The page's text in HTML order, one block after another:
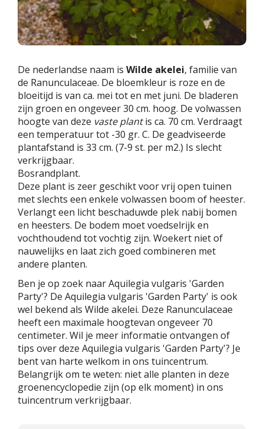
De nederlandse naam is Wilde akelei, familie van
de Ranunculaceae. De bloemkleur is roze en de
bloeitijd is van ca. mei tot en met juni. De bladeren
zijn groen en ongeveer 30 cm. hoog. De volwassen
hoogte van deze vaste plantis ca. 70 cm. Verdraagt
een temperatuur tot -30 gr. C. De geadviseerde
plantafstand is 33 cm. (7-9 st. per m2.) Is slecht
verkrijgbaar.
Bosrandplant.
Deze plant is zeer geschikt voor vrij open tuinen
met slechts een enkele volwassen boom of heester.
Verlangt een licht beschaduwde plek nabij bomen
en heesters. De bodem moet voedselrijk en
vochthoudend tot vochtig zijn. Woekert niet of
nauwelijks en laat zich goed combineren met
andere planten.
Ben je op zoek naar Aquilegia vulgaris 'Garden
Party'? De Aquilegia vulgaris 'Garden Party' is ook
wel bekend als Wilde akelei. Deze Ranunculaceae
heeft een maximale hoogtevan ongeveer 70
centimeter. Wil je meer informatie ontvangen of
tips over deze Aquilegia vulgaris 'Garden Party'? Je
bent van harte welkom in ons tuincentrum.
Belangrijk om te weten: niet alle planten in deze
groenencyclopedie zijn (op elk moment) in ons
tuincentrum verkrijgbaar.